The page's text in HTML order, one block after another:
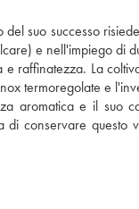
suo successo
e nell'impiego di
raffinatezza. La
termoregolate e
aromatica e il suo
di conservare